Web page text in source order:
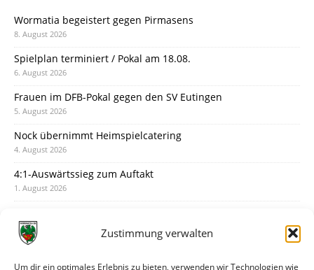
Zustimmung verwalten
Um dir ein optimales Erlebnis zu bieten, verwenden wir Technologien wie
Wormatia begeistert gegen Pirmasens
8. August 2026
Spielplan terminiert / Pokal am 18.08.
6. August 2026
Frauen im DFB-Pokal gegen den SV Eutingen
5. August 2026
Nock übernimmt Heimspielcatering
4. August 2026
4:1-Auswärtssieg zum Auftakt
1. August 2026
31. Juli 2026
30. Juli 2026